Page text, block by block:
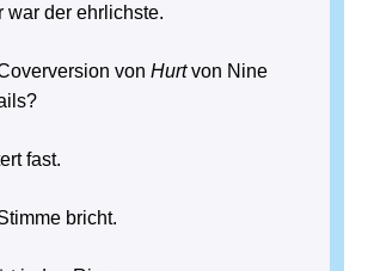
war der ehrlichste.
von Hurtvon Nine
fast.
bricht.